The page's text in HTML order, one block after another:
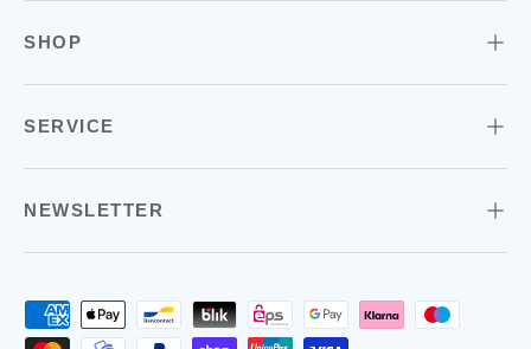
SHOP
SERVICE
NEWSLETTER
Zahlungsmethoden